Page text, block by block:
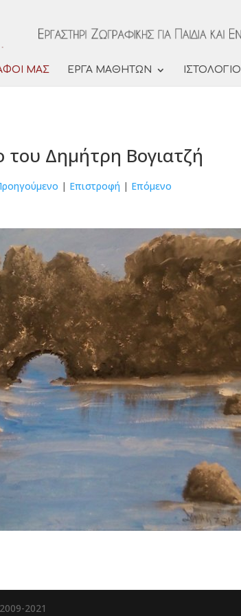
ΜΑΣ ΕΡΓΑ ΜΑΘΗΤΩΝ ΙΣΤΟΛΟΓΙΟ
του Δημήτρη Βογιατζή
| Επιστροφή | Επόμενο
2021